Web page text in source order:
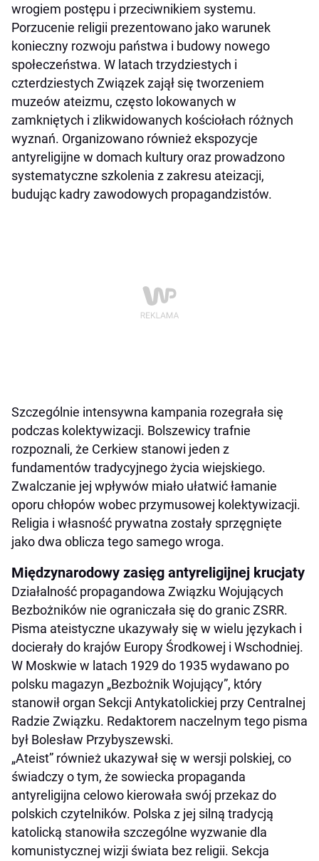
wrogiem postępu i przeciwnikiem systemu.
Porzucenie religii prezentowano jako warunek
konieczny rozwoju państwa i budowy nowego
społeczeństwa. W latach trzydziestych i
czterdziestych Związek zajął się tworzeniem
muzeów ateizmu, często lokowanych w
zamkniętych i zlikwidowanych kościołach różnych
wyznań. Organizowano również ekspozycje
antyreligijne w domach kultury oraz prowadzono
systematyczne szkolenia z zakresu ateizacji,
budując kadry zawodowych propagandzistów.
Szczególnie intensywna kampania rozegrała się
podczas kolektywizacji. Bolszewicy trafnie
rozpoznali, że Cerkiew stanowi jeden z
fundamentów tradycyjnego życia wiejskiego.
Zwalczanie jej wpływów miało ułatwić łamanie
oporu chłopów wobec przymusowej kolektywizacji.
Religia i własność prywatna zostały sprzęgnięte
jako dwa oblicza tego samego wroga.
Międzynarodowy zasięg antyreligijnej krucjaty
Działalność propagandowa Związku Wojujących
Bezbożników nie ograniczała się do granic ZSRR.
Pisma ateistyczne ukazywały się w wielu językach i
docierały do krajów Europy Środkowej i Wschodniej.
W Moskwie w latach 1929 do 1935 wydawano po
polsku magazyn „Bezbożnik Wojujący”, który
stanowił organ Sekcji Antykatolickiej przy Centralnej
Radzie Związku. Redaktorem naczelnym tego pisma
był Bolesław Przybyszewski.
„Ateist” również ukazywał się w wersji polskiej, co
świadczy o tym, że sowiecka propaganda
antyreligijna celowo kierowała swój przekaz do
polskich czytelników. Polska z jej silną tradycją
katolicką stanowiła szczególne wyzwanie dla
komunistycznej wizji świata bez religii. Sekcja